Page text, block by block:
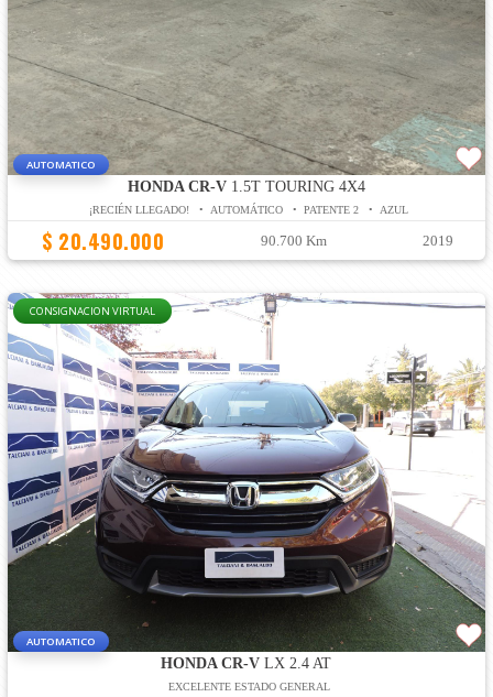
AUTOMATICO
HONDA CR-V1.5T TOURING 4X4
¡RECIÉN LLEGADO! • AUTOMÁTICO • PATENTE 2 • AZUL
$ 20.490.000 90.700 Km 2019
CONSIGNACION VIRTUAL
AUTOMATICO
HONDA CR-V LX 2.4 AT
EXCELENTE ESTADO GENERAL